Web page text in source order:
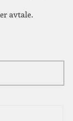
avtale.